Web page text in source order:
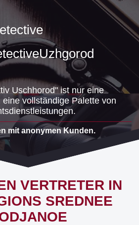
Uschhorod" ist nur eine
eine vollständige Palette von
mit anonymen Kunden.
VERTRETER IN
SREDNEE